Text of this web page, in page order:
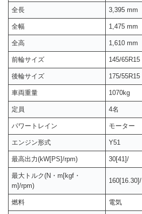
全長 3,395 mm
全幅 1,475 mm
全高 1,610 mm
前輪サイズ 145/65R15
後輪サイズ 175/55R15
車両重量 1070kg
定員 4名
パワートレイン モーター
エンジン形式 Y51
最高出力(kW[PS]/rpm) 30[41]/
最大トルク(N・m[kgf・
m]/rpm)
160[16.30]/
燃料 電気